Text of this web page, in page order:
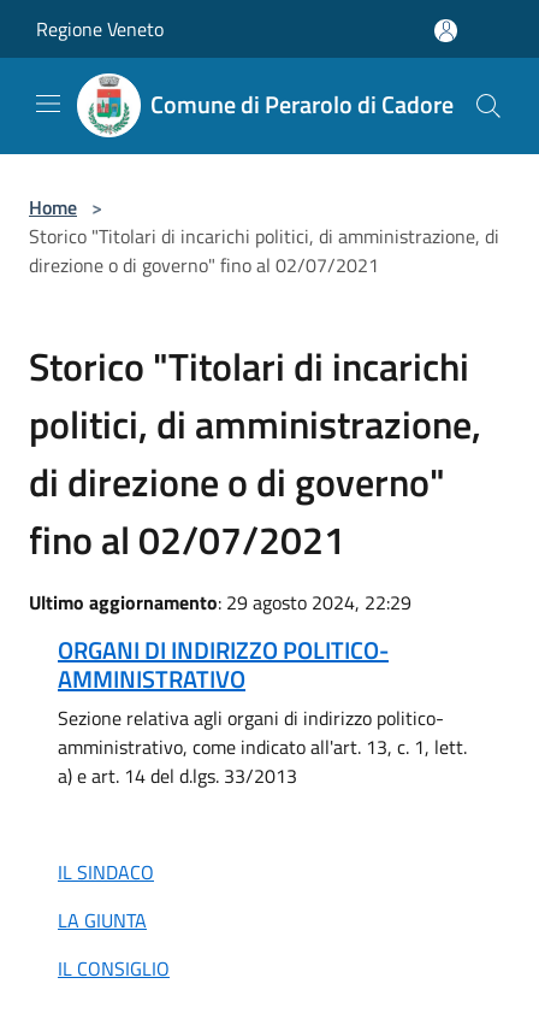
Regione Veneto
Comune di Perarolo di Cadore
Home >
Storico "Titolari di incarichi politici, di amministrazione, di
direzione o di governo" fino al 02/07/2021
Storico "Titolari di incarichi
politici, di amministrazione,
di direzione o di governo"
fino al 02/07/2021
Ultimo aggiornamento: 29 agosto 2024, 22:29
ORGANI DI INDIRIZZO POLITICO-
AMMINISTRATIVO
Sezione relativa agli organi di indirizzo politico-
amministrativo, come indicato all'art. 13, c. 1, lett.
a) e art. 14 del d.lgs. 33/2013
IL SINDACO
LA GIUNTA
IL CONSIGLIO